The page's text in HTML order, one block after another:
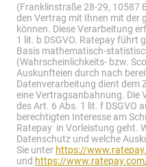
(Franklinstraße 28-29, 10587
den Vertrag mit Ihnen mit der
können. Diese Verarbeitung
1 lit. b DSGVO. Ratepay
Basis mathematisch-
(Wahrscheinlichkeits- bzw.
Auskunfteien durch nach
Datenverarbeitung dient dem
eine Vertragsanbahnung. Die
des Art. 6 Abs. 1 lit. f DSGVO
berechtigten Interesse am
Ratepay in Vorleistung geht.
Datenschutz und welche
Sie unter https://
und https://